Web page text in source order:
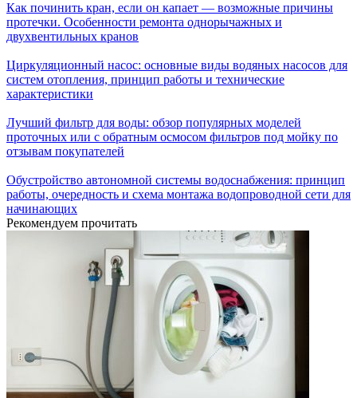
Как починить кран, если он капает — возможные причины
протечки. Особенности ремонта однорычажных и
двухвентильных кранов
Циркуляционный насос: основные виды водяных насосов для
систем отопления, принцип работы и технические
характеристики
Лучший фильтр для воды: обзор популярных моделей
проточных или с обратным осмосом фильтров под мойку по
отзывам покупателей
Обустройство автономной системы водоснабжения: принцип
работы, очередность и схема монтажа водопроводной сети для
начинающих
Рекомендуем прочитать